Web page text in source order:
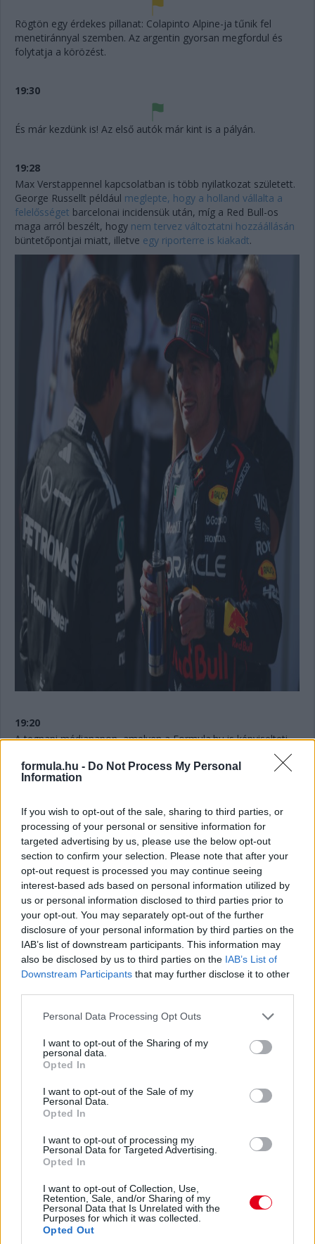
formula.hu - Do Not Process My Personal
Information
If you wish to opt-out of the sale, sharing to third parties, or
processing of your personal or sensitive information for
targeted advertising by us, please use the below opt-out
section to confirm your selection. Please note that after your
opt-out request is processed you may continue seeing
interest-based ads based on personal information utilized by
us or personal information disclosed to third parties prior to
your opt-out. You may separately opt-out of the further
disclosure of your personal information by third parties on the
IAB’s list of downstream participants. This information may
also be disclosed by us to third parties on the IAB’s List of
Downstream Participants that may further disclose it to other
Please note that this website/app uses one or more Google
not limited to your visit or usage behaviour. You may click to
grant or deny consent to Google and its third-party tags to
use your data for below specified purposes in below Google
consent section.
Personal Data Processing Opt Outs
I want to opt-out of the Sharing of my
personal data.
Opted In
I want to opt-out of the Sale of my
Personal Data.
Opted In
I want to opt-out of processing my
Personal Data for Targeted Advertising.
Opted In
I want to opt-out of Collection, Use,
Retention, Sale, and/or Sharing of my
Personal Data that Is Unrelated with the
Purposes for which it was collected.
Opted Out
Rögtön egy érdekes pillanat: Colapinto Alpine-ja tűnik fel
menetiránnyal szemben. Az argentin gyorsan megfordul és
folytatja a körözést.
19:30
És már kezdünk is! Az első autók már kint is a pályán.
19:28
Max Verstappennel kapcsolatban is több nyilatkozat született.
George Russellt például meglepte, hogy a holland vállalta a
felelősséget barcelonai incidensük után, míg a Red Bull-os
maga arról beszélt, hogy nem tervez változtatni hozzáállásán
büntetőpontjai miatt, illetve egy riporterre is kiakadt.
19:20
A tegnapi médianapon, amelyen a Formula.hu is képviselteti
magát a helyszínen, több érdekes témáról is szó esett. Lando
Norris például arról beszélt, hogy felkészült rá, hogy valamikor
ütközésig fog fajulni egy párharcuk
írja még lea világbajnoki címért folytatott küzdelemben.